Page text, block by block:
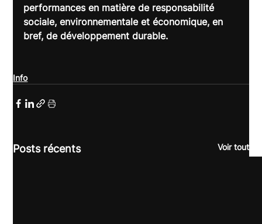
performances en matière de responsabilité
sociale, environnementale et économique, en
bref, de développement durable.
Info
Posts récents Voir tout